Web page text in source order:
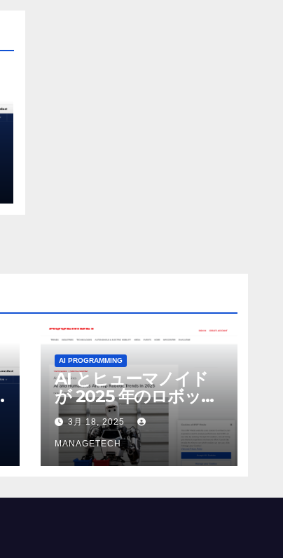
AI PROGRAMMING
AI とヒューマノイド
が 2025 年のロボット
のトップトレンドに |
ASSEMBLY
3月 18, 2025
MANAGETECH